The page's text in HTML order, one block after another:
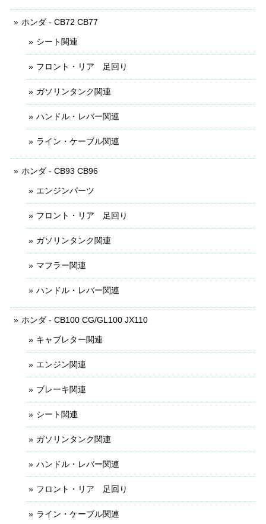
ホンダ - CB72 CB77
シート関連
フロント・リア 足回り
ガソリンタンク関連
ハンドル・レバー関連
ライン・ケーブル関連
ホンダ - CB93 CB96
エンジンパーツ
フロント・リア 足回り
ガソリンタンク関連
マフラー関連
ハンドル・レバー関連
ホンダ - CB100 CG/GL100 JX110
キャブレター関連
エンジン関連
ブレーキ関連
シート関連
ガソリンタンク関連
ハンドル・レバー関連
フロント・リア 足回り
ライン・ケーブル関連